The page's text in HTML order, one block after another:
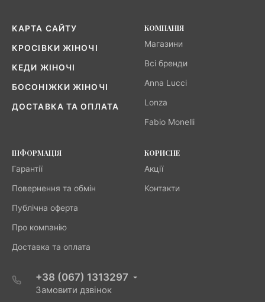
КАРТА САЙТУ
КРОСІВКИ ЖІНОЧІ
КЕДИ ЖІНОЧІ
БОСОНІЖКИ ЖІНОЧІ
ДОСТАВКА ТА ОПЛАТА
КОМПАНІЯ
Магазини
Всі бренди
Anna Lucci
Lonza
Fabio Monelli
ІНФОРМАЦІЯ
Гарантії
Повернення та обмін
Публічна оферта
Про компанію
Доставка та оплата
КОРИСНЕ
Акції
Контакти
+38 (067) 1313297
Замовити дзвінок